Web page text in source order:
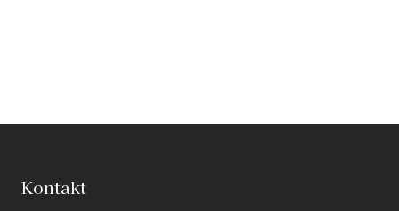
Kontakt